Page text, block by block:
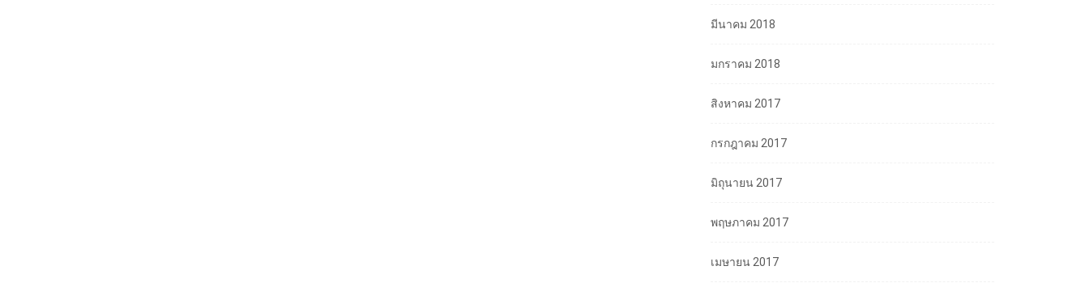
มีนาคม 2018
มกราคม 2018
สิงหาคม 2017
กรกฎาคม 2017
มิถุนายน 2017
พฤษภาคม 2017
เมษายน 2017